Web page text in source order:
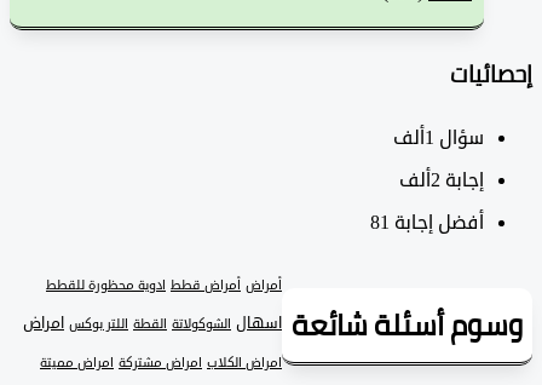
سؤال1ألف
‫إجابة 2ألف
أفضل إجابة 81
أسئلة شائعة
أمراض قطط ادوية محظورة للقطط
اسهال الشوكولاتة القطة اللتر بوكس امراض
امراض الكلاب امراض مشتركة امراض مميتة